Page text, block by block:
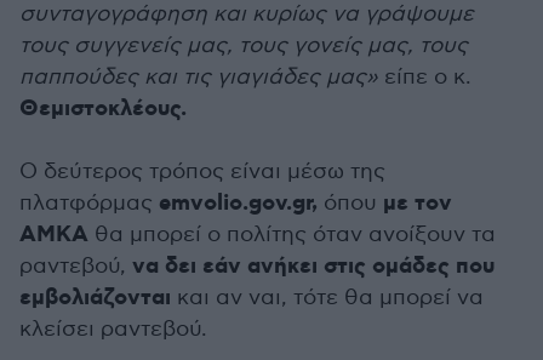
συνταγογράφηση και κυρίως να γράψουμε
τους συγγενείς μας, τους γονείς μας, τους
παππούδες και τις γιαγιάδες μας» είπε ο κ.
Θεμιστοκλέους.
Ο δεύτερος τρόπος είναι μέσω της
πλατφόρμας emvolio.gov.gr, όπου με τον
ΑΜΚΑ θα μπορεί ο πολίτης όταν ανοίξουν τα
ραντεβού, να δει εάν ανήκει στις ομάδες που
εμβολιάζονται και αν ναι, τότε θα μπορεί να
κλείσει ραντεβού.